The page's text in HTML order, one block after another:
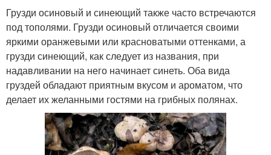
Грузди осиновый и синеющий также часто встречаются
под тополями. Грузди осиновый отличается своими
яркими оранжевыми или красноватыми оттенками, а
грузди синеющий, как следует из названия, при
надавливании на него начинает синеть. Оба вида
груздей обладают приятным вкусом и ароматом, что
делает их желанными гостями на грибных полянах.